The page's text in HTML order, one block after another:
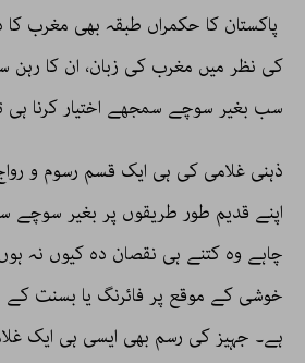
پاکستان کا حکمراں طبقہ بھی مغرب کا
کی نظر میں مغرب کی زبان، ان کا رہن
سب بغیر سوچے سمجھے اختیار کرنا
ذہنی غلامی کی ہی ایک قسم رسوم و
اپنے قدیم طور طریقوں پر بغیر
چاہے وہ کتنے ہی نقصان دہ کیوں نہ
خوشی کے موقع پر فائرنگ یا بسنت کے
ہے۔ جہیز کی رسم بھی ایسی ہی ایک